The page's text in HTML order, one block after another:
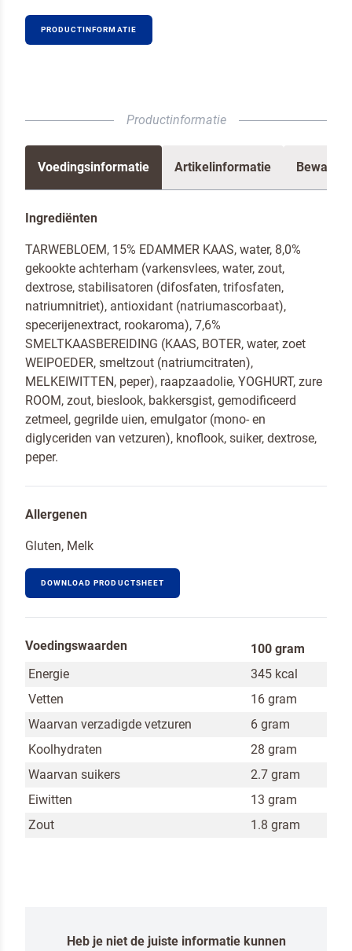
PRODUCTINFORMATIE
Productinformatie
Voedingsinformatie Artikelinformatie Bewaren
Ingrediënten
TARWEBLOEM, 15% EDAMMER KAAS, water, 8,0%
gekookte achterham (varkensvlees, water, zout,
dextrose, stabilisatoren (difosfaten, trifosfaten,
natriumnitriet), antioxidant (natriumascorbaat),
specerijenextract, rookaroma), 7,6%
SMELTKAASBEREIDING (KAAS, BOTER, water, zoet
WEIPOEDER, smeltzout (natriumcitraten),
MELKEIWITTEN, peper), raapzaadolie, YOGHURT, zure
ROOM, zout, bieslook, bakkersgist, gemodificeerd
zetmeel, gegrilde uien, emulgator (mono- en
diglyceriden van vetzuren), knoflook, suiker, dextrose,
peper.
Allergenen
Gluten, Melk
DOWNLOAD PRODUCTSHEET
Voedingswaarden
100 gram
Energie
345 kcal
Vetten
16 gram
Waarvan verzadigde vetzuren
6 gram
Koolhydraten
28 gram
Waarvan suikers
2.7 gram
Eiwitten
13 gram
Zout
1.8 gram
Heb je niet de juiste informatie kunnen
Neem contact met ons op
Om spam te bestrijden, selecteer hieronder de
afbeelding van dePannenkoeken
Ik ben een horeca professional
Ja, houd mij op de hoogte van nieuws en acties
van Dr. Oetker Professional